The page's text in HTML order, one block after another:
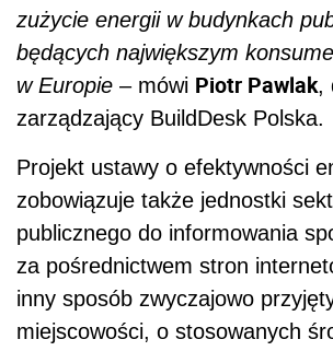
zużycie energii w budynkach
będących największym
w Europie – mówi Piotr Pawlak,
zarządzający BuildDesk Polska.
Projekt ustawy o efektywności
zobowiązuje także jednostki
publicznego do informowania
za pośrednictwem stron
inny sposób zwyczajowo
miejscowości, o stosowanych